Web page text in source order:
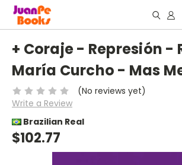
+ Coraje - Represión -
María Curcho - Mas
(No reviews yet)
Write a Review
Brazilian Real
$102.77